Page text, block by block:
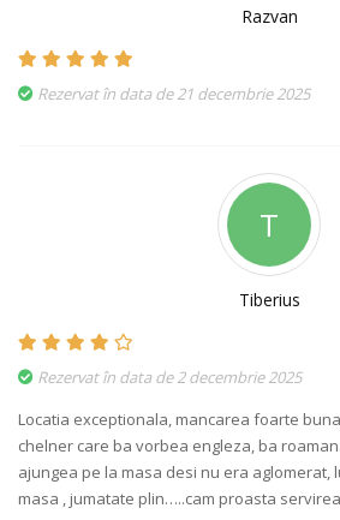
Razvan
Rezervat în data de 21 decembrie 2025
T
Tiberius
Rezervat în data de 2 decembrie 2025
Locatia exceptionala, mancarea foarte
chelner care ba vorbea engleza, ba
ajungea pe la masa desi nu era aglomerat,
masa , jumatate plin…..cam proasta